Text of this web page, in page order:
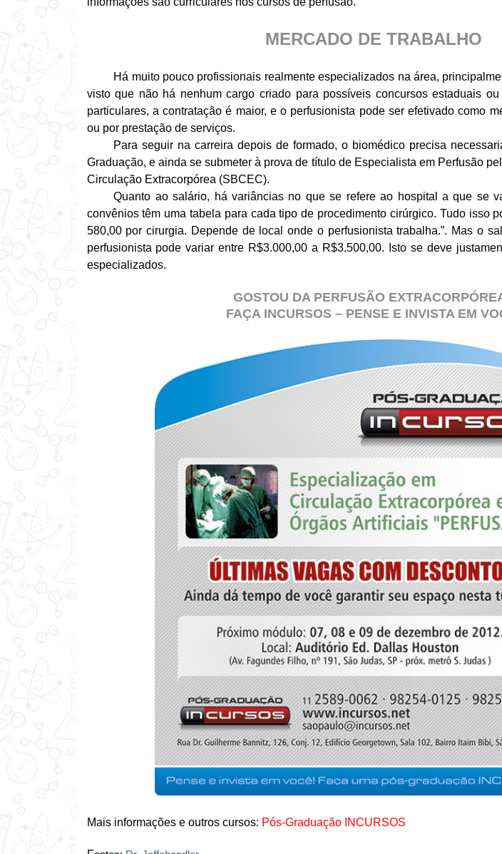
MERCADO DE TRABALHO
Há muito pouco profissionais realmente especializados na área,
visto que não há nenhum cargo criado para possíveis concursos estaduais
particulares, a contratação é maior, e o perfusionista pode ser efetivado como
ou por prestação de serviços.
Para seguir na carreira depois de formado, o biomédico precisa
Graduação, e ainda se submeter à prova de título de Especialista em Perfusão
Circulação Extracorpórea (SBCEC).
Quanto ao salário, há variâncias no que se refere ao hospital a que se
convênios têm uma tabela para cada tipo de procedimento cirúrgico. Tudo isso
580,00 por cirurgia. Depende de local onde o perfusionista trabalha.”. Mas o
perfusionista pode variar entre R$3.000,00 a R$3.500,00. Isto se deve
especializados.
GOSTOU DA PERFUSÃO
FAÇA INCURSOS – PENSE E INVISTA EM
Mais informações e outros cursos: Pós-Graduação INCURSOS